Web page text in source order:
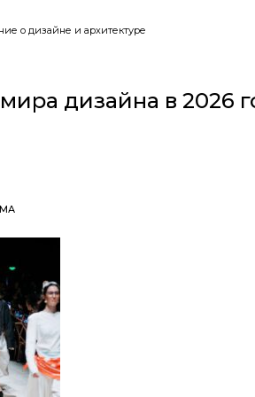
о дизайне и архитектуре
дизайна в 2026